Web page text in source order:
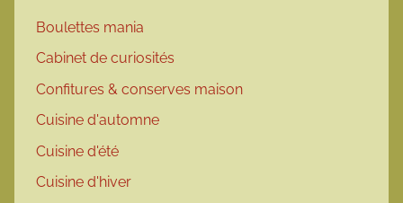
Boulettes mania
Cabinet de curiosités
Confitures & conserves maison
Cuisine d'automne
Cuisine d'été
Cuisine d'hiver